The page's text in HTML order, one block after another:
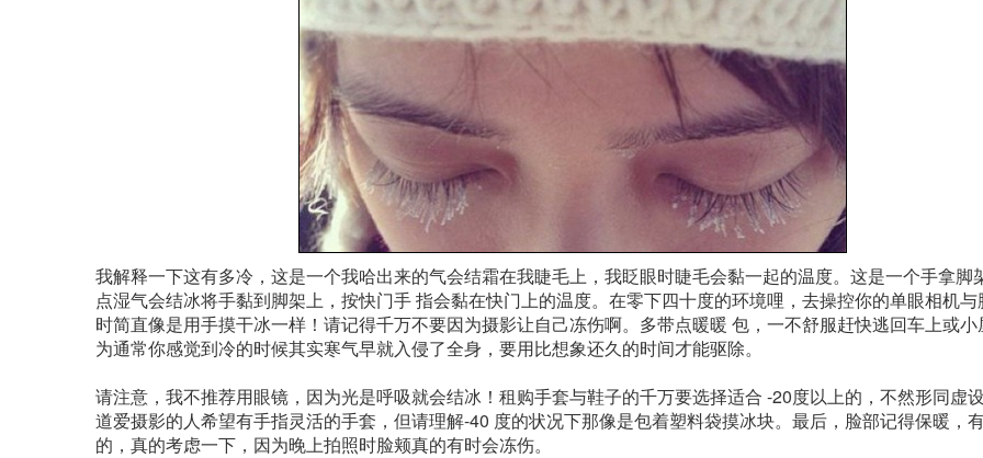
我解释一下这有多冷，这是一个我哈出来的气会结霜在我睫毛上，我眨眼时睫毛会黏一起的温度。这是一个手拿脚
点湿气会结冰将手黏到脚架上，按快门手 指会黏在快门上的温度。在零下四十度的环境哩，去操控你的单眼相机
时简直像是用手摸干冰一样！请记得千万不要因为摄影让自己冻伤啊。多带点暖暖 包，一不舒服赶快逃回车上或小
为通常你感觉到冷的时候其实寒气早就入侵了全身，要用比想象还久的时间才能驱除。
请注意，我不推荐用眼镜，因为光是呼吸就会结冰！租购手套与鞋子的千万要选择适合 -20度以上的，不然形同虚
道爱摄影的人希望有手指灵活的手套，但请理解-40 度的状况下那像是包着塑料袋摸冰块。最后，脸部记得保暖，
的，真的考虑一下，因为晚上拍照时脸颊真的有时会冻伤。